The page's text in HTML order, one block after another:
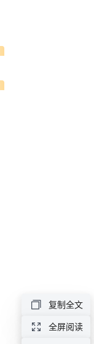
复制全文
全屏阅读